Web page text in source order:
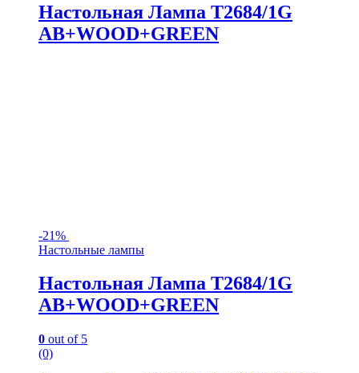
Настольная Лампа T2684/1G
AB+WOOD+GREEN
-21%
Настольные лампы
Настольная Лампа T2684/1G
AB+WOOD+GREEN
0 out of 5
(0)